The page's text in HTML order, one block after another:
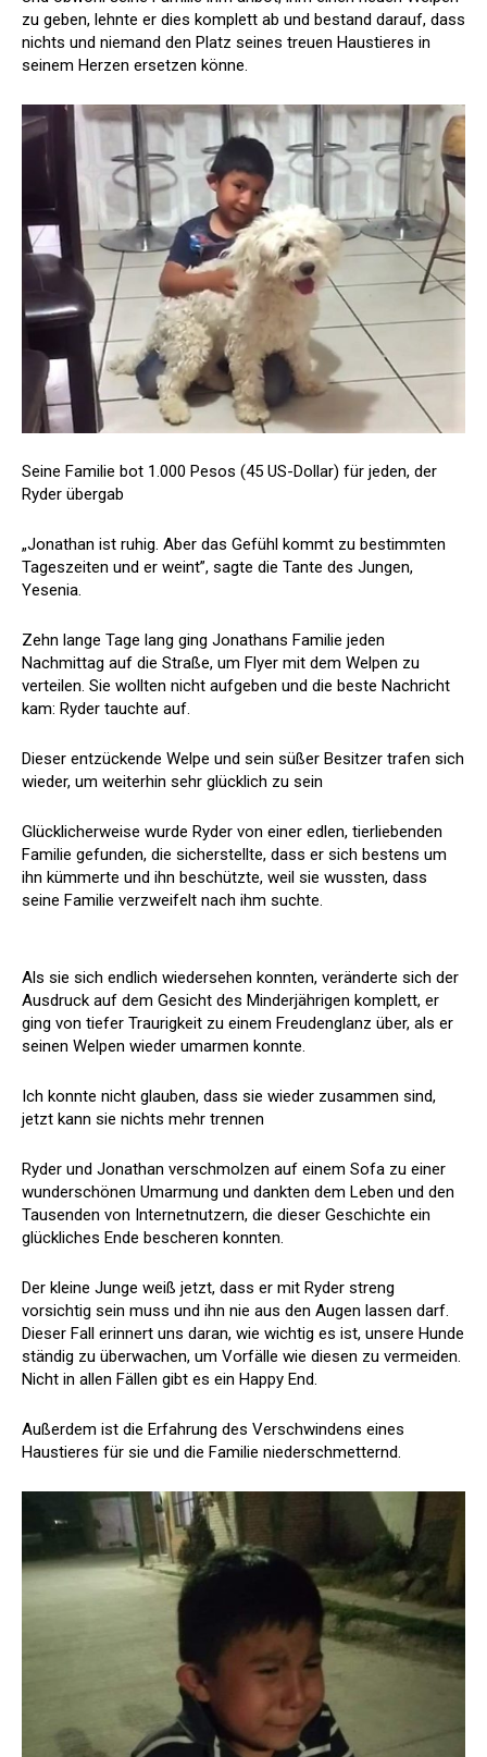
zu geben, lehnte er dies komplett ab und bestand darauf, dass
nichts und niemand den Platz seines treuen Haustieres in
seinem Herzen ersetzen könne.
Seine Familie bot 1.000 Pesos (45 US-Dollar) für jeden, der
Ryder übergab
„Jonathan ist ruhig. Aber das Gefühl kommt zu bestimmten
Tageszeiten und er weint”, sagte die Tante des Jungen,
Yesenia.
Zehn lange Tage lang ging Jonathans Familie jeden
Nachmittag auf die Straße, um Flyer mit dem Welpen zu
verteilen. Sie wollten nicht aufgeben und die beste Nachricht
kam: Ryder tauchte auf.
Dieser entzückende Welpe und sein süßer Besitzer trafen sich
wieder, um weiterhin sehr glücklich zu sein
Glücklicherweise wurde Ryder von einer edlen, tierliebenden
Familie gefunden, die sicherstellte, dass er sich bestens um
ihn kümmerte und ihn beschützte, weil sie wussten, dass
seine Familie verzweifelt nach ihm suchte.
Als sie sich endlich wiedersehen konnten, veränderte sich der
Ausdruck auf dem Gesicht des Minderjährigen komplett, er
ging von tiefer Traurigkeit zu einem Freudenglanz über, als er
seinen Welpen wieder umarmen konnte.
Ich konnte nicht glauben, dass sie wieder zusammen sind,
jetzt kann sie nichts mehr trennen
Ryder und Jonathan verschmolzen auf einem Sofa zu einer
wunderschönen Umarmung und dankten dem Leben und den
Tausenden von Internetnutzern, die dieser Geschichte ein
glückliches Ende bescheren konnten.
Der kleine Junge weiß jetzt, dass er mit Ryder streng
vorsichtig sein muss und ihn nie aus den Augen lassen darf.
Dieser Fall erinnert uns daran, wie wichtig es ist, unsere Hunde
ständig zu überwachen, um Vorfälle wie diesen zu vermeiden.
Nicht in allen Fällen gibt es ein Happy End.
Außerdem ist die Erfahrung des Verschwindens eines
Haustieres für sie und die Familie niederschmetternd.